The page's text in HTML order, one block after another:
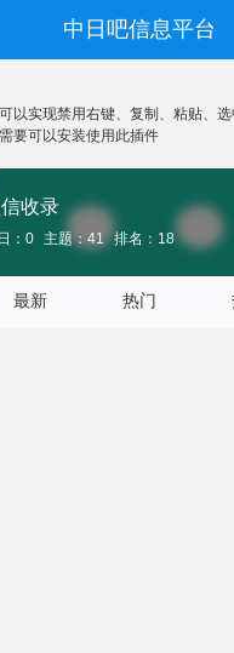
中日吧信息平台
以实现禁用右键、复制、粘贴、
要可以安装使用此插件
收录
：0 主题：41 排名：18
最新 热门